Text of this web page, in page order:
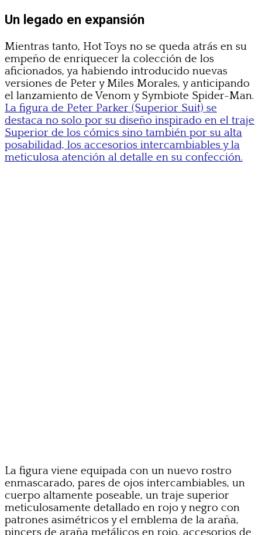
Un legado en expansión
Mientras tanto, Hot Toys no se queda atrás en su
empeño de enriquecer la colección de los
aficionados, ya habiendo introducido nuevas
versiones de Peter y Miles Morales, y anticipando
el lanzamiento de Venom y Symbiote Spider-Man.
La figura de Peter Parker (Superior Suit) se
destaca no solo por su diseño inspirado en el traje
Superior de los cómics sino también por su alta
posabilidad, los accesorios intercambiables y la
meticulosa atención al detalle en su confección.
La figura viene equipada con un nuevo rostro
enmascarado, pares de ojos intercambiables, un
cuerpo altamente poseable, un traje superior
meticulosamente detallado en rojo y negro con
patrones asimétricos y el emblema de la araña,
pincers de araña metálicos en rojo, accesorios de